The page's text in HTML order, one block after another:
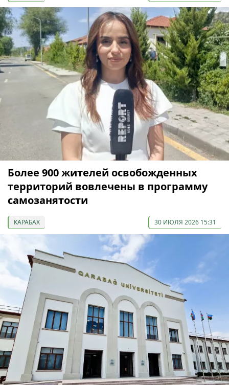
Более 900 жителей освобожденных
территорий вовлечены в программу
самозанятости
КАРАБАХ 30 ИЮЛЯ 2026 15:31